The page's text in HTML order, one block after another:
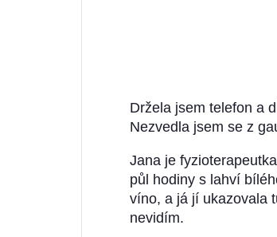
Držela jsem telefon a
Nezvedla jsem se z
Jana je
půl hodiny s lahví
víno, a já jí ukazovala
nevidím.